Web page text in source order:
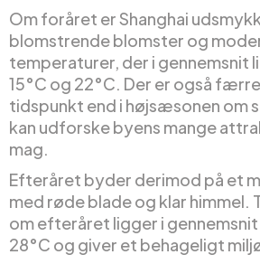
Om foråret er Shanghai
blomstrende blomster og
temperaturer, der i gennemsnit
15°C og 22°C. Der er også
tidspunkt end i højsæsonen om
kan udforske byens mange
mag.
Efteråret byder derimod på et
med røde blade og klar himmel.
om efteråret ligger i gennemsnit
28°C og giver et behageligt